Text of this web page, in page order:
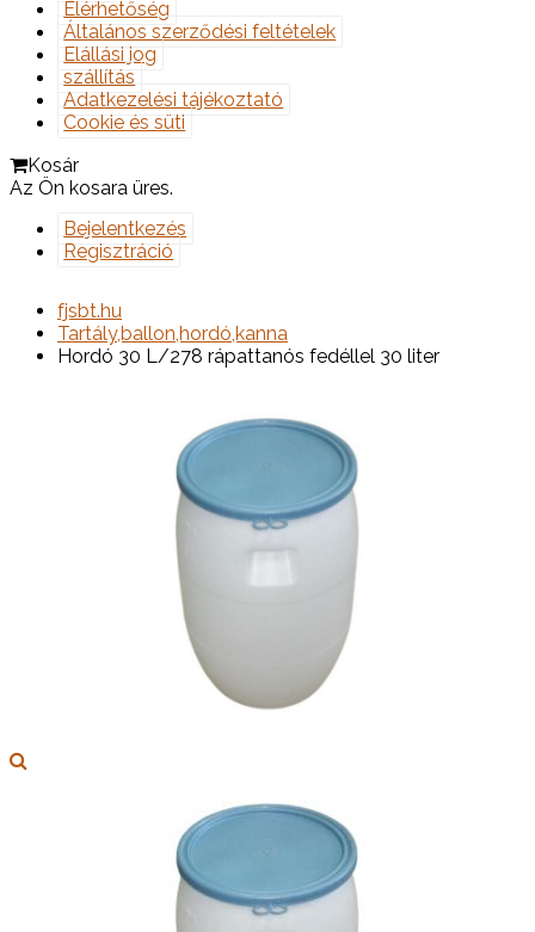
Elérhetőség
Általános szerződési feltételek
Elállási jog
szállítás
Adatkezelési tájékoztató
Cookie és süti
Kosár
Az Ön kosara üres.
Bejelentkezés
Regisztráció
fjsbt.hu
Tartály,ballon,hordó,kanna
Hordó 30 L/278 rápattanós fedéllel 30 liter